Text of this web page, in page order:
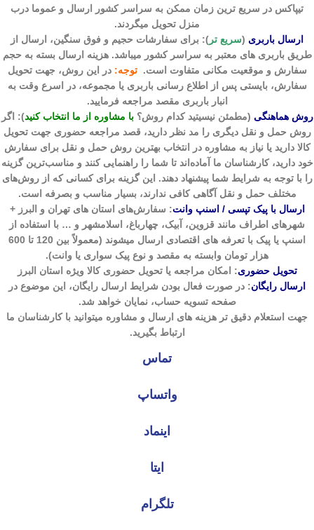
تیپاکس در سریع ترین زمان ممکن به سراسر کشور ارسال و عموما درب
منزل تحویل میگردند.
ارسال باربری (سریع تر ): برای سفارشات حجیم و فوق سنگین، ارسال از
طریق باربری های معتبر به سراسر کشور میباشد. هزینه ارسال بسته به حجم
سفارش و موقعیت مکانی متفاوت است. توجه:در این روش، جهت تحویل
سفارش، بایستی پس از اطلاع رسانی باربری یا مجموعه، در اسرع وقت به
انبار باربری مقصد مراجعه فرمایید.
روش هماهنگی (مطمئن نیسیتید کدام روش؟با مشاوره از ما انتخاب کنید): اگر
روش حمل و نقل دیگری را مد نظر دارید، قصد مراجعه حضوری جهت تحویل
کالا دارید یا نیاز به مشاوره در انتخاب بهترین روش حمل و نقل برای سفارش
خود دارید، کارشناسان ما آماده‌اند تا شما را راهنمایی کنند و مناسب‌ترین گزینه
را با توجه به شرایط شما پیشنهاد دهند. این گزینه برای کسانی که از روش‌های
مختلف حمل و نقل آگاهی کافی ندارند، بسیار مناسب و بصرفه است.
ارسال با پیک تپسی / اسنپ وانت: سفارش‌های استان های تهران و البرز +
شهرهای اطراف مانند قزوین، آبیک، چهارباغ، اسلامشهر و … با استفاده از
اسنپ یا پیک با تعرفه های اقتصادی ارسال میشوند (معمولاً بین 120 تا 600
هزار تومان وابسته به مقصد و نوع پیک سواری یا وانت).
تحویل حضوری: امکان مراجعه یا تحویل حضوری کالا ویژه استان البرز
ارسال رایگان: در صورت فعال بودن شرایط ارسال رایگان، این موضوع در
صفحه تسویه حساب، نمایان خواهد شد.
جهت استعلام دقیق تر هزینه های ارسال و مشاوره میتوانید با کارشناسان ما
ارتباط بگیرید.
تماس
واتساپ
اینماد
ایتا
تلگرام